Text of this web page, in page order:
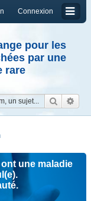
Connexion
pour les
par une
rare
une maladie